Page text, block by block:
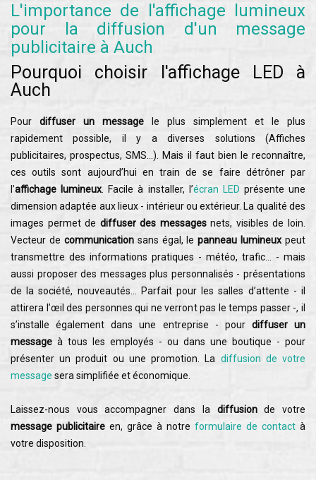
L'importance de l'affichage lumineux
pour la diffusion d'un message
publicitaire à Auch
Pourquoi choisir l'affichage LED à
Auch
Pour diffuser un message le plus simplement et le plus
rapidement possible, il y a diverses solutions (Affiches
publicitaires, prospectus, SMS…). Mais il faut bien le reconnaître,
ces outils sont aujourd’hui en train de se faire détrôner par
l’affichage lumineux. Facile à installer, l’écran LED présente une
dimension adaptée aux lieux - intérieur ou extérieur. La qualité des
images permet de diffuser des messagesnets, visibles de loin.
Vecteur de communicationsans égal, lepanneau lumineux peut
transmettre des informations pratiques - météo, trafic… - mais
aussi proposer des messages plus personnalisés - présentations
de la société, nouveautés… Parfait pour les salles d’attente - il
attirera l’œil des personnes qui ne verront pas le temps passer -, il
s’installe également dans une entreprise - pour diffuser un
message à tous les employés - ou dans une boutique - pour
présenter un produit ou une promotion. La diffusion de votre
message sera simplifiée et économique.
Laissez-nous vous accompagner dans la diffusionde votre
message publicitaire en, grâce à notre formulaire de contact à
votre disposition.